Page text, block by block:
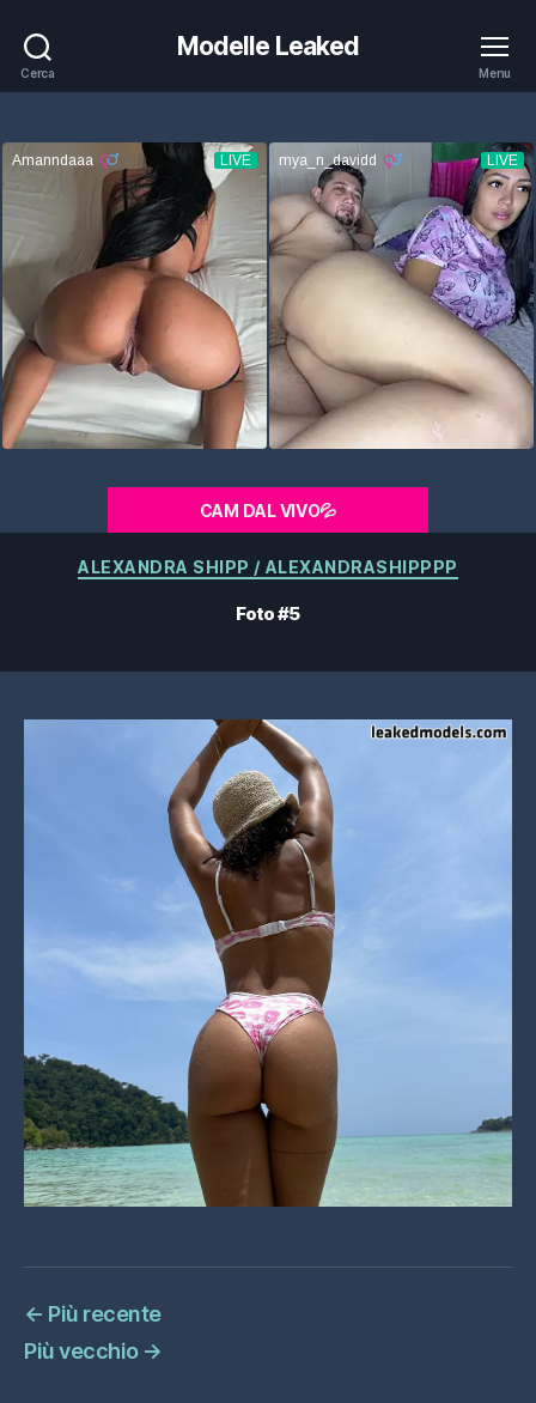
Cerca
Modelle Leaked
Menu
CAM DAL VIVO💦
Categorie
ALEXANDRA SHIPP / ALEXANDRASHIPPPP
Foto #5
← Più recente
Più vecchio →